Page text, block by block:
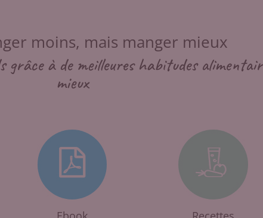
moins, mais manger mieux
grâce à de meilleures habitudes
mieux